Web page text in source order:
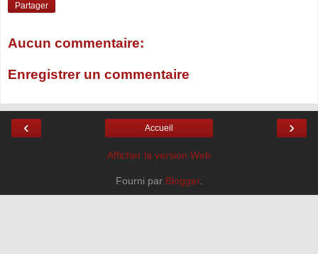
Partager
Aucun commentaire:
Enregistrer un commentaire
‹ ›
Accueil
Afficher la version Web
Fourni par Blogger.